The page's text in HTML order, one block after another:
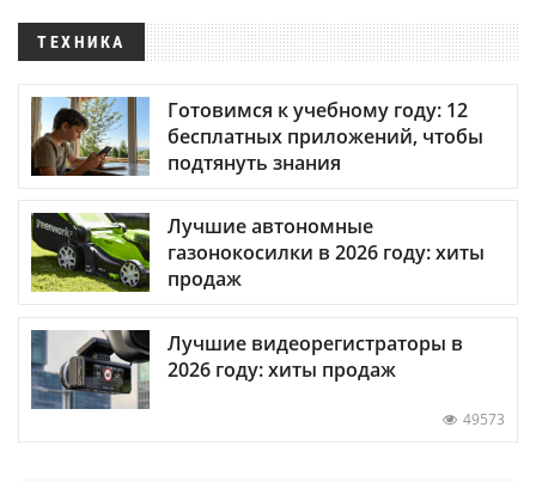
ТЕХНИКА
Готовимся к учебному году: 12
бесплатных приложений, чтобы
подтянуть знания
Лучшие автономные
газонокосилки в 2026 году: хиты
продаж
Лучшие видеорегистраторы в
2026 году: хиты продаж
49573